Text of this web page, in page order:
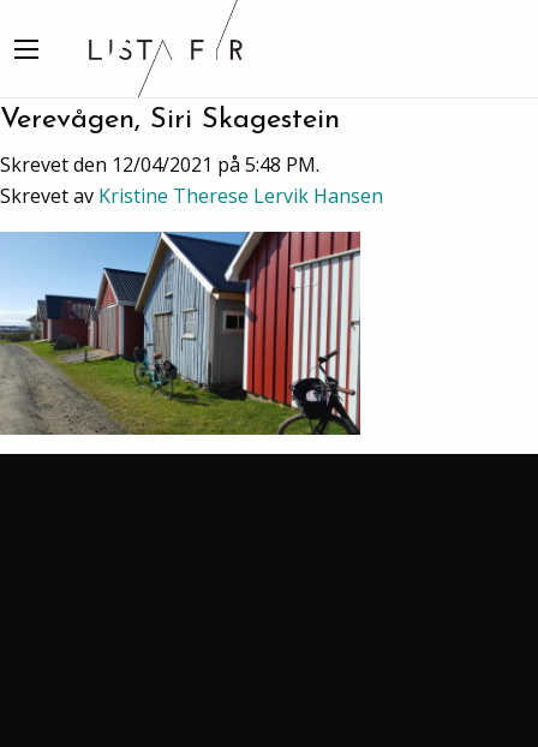
Verevågen, Siri Skagestein
Skrevet den 12/04/2021 på 5:48 PM.
Skrevet av Kristine Therese Lervik Hansen